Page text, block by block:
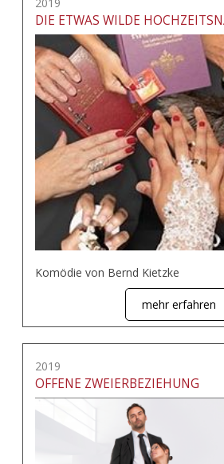
DIE ETWAS WILDE
Komödie von Bernd Kietzke
mehr erfahren
2019
OFFENE ZWEIERBEZIEHUNG